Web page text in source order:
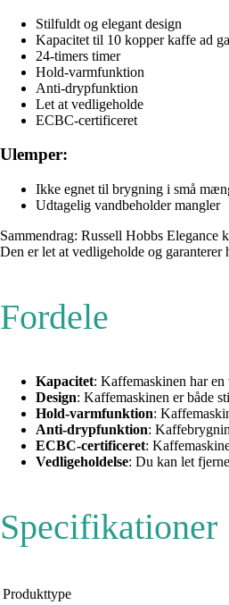
Stilfuldt og elegant design
Kapacitet til 10 kopper kaffe ad
24-timers timer
Hold-varmfunktion
Anti-drypfunktion
Let at vedligeholde
ECBC-certificeret
Ulemper:
Ikke egnet til brygning i små
Udtagelig vandbeholder mangler
Sammendrag: Russell Hobbs
Den er let at vedligeholde og
Fordele
Kapacitet: Kaffemaskinen har
Design: Kaffemaskinen er både
Hold-varmfunktion:
Anti-drypfunktion:
ECBC-certificeret:
Vedligeholdelse: Du kan let
Specifikationer
Produkttype